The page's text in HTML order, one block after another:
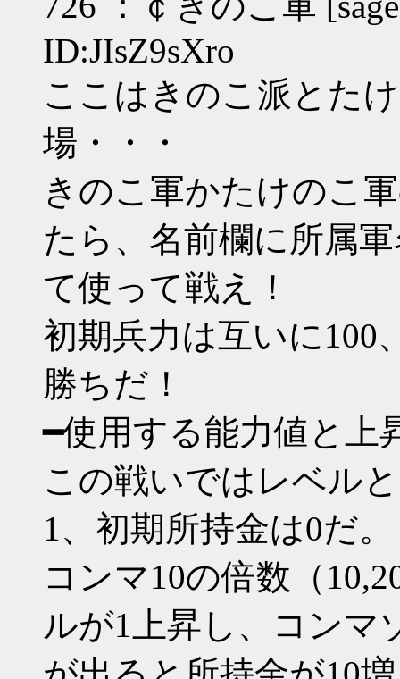
ID:JIsZ9sXro
ここはきのこ派とた
場・・・
きのこ軍かたけのこ
たら、名前欄に所属
て使って戦え！
初期兵力は互いに100
勝ちだ！
━使用する能力値と上
この戦いではレベル
1、初期所持金は0だ。
コンマ10の倍数（
ルが1上昇し、コンマ